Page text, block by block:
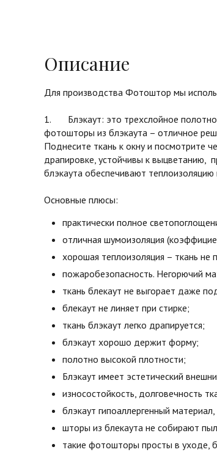
Описание
Для производства Фотоштор мы
1. Блэкаут: это трехслойное
фотошторы из блэкаута – отличное
Поднесите ткань к окну и посмотрите
драпировке, устойчивы к выцветанию,
блэкаута обеспечивают
Основные плюсы:
практически полное
отличная шумоизоляция
хорошая теплоизоляция – ткань не
пожаробезопасность. Негорючий
ткань блекаут не выгорает даже
блекаут не линяет при стирке;
ткань блэкаут легко драпируется;
блэкаут хорошо держит форму;
полотно высокой плотности;
Блэкаут имеет эстетический
износостойкость, долговечность
блэкаут гипоаллергенный
шторы из блекаута не собирают
такие фотошторы просты в уходе,